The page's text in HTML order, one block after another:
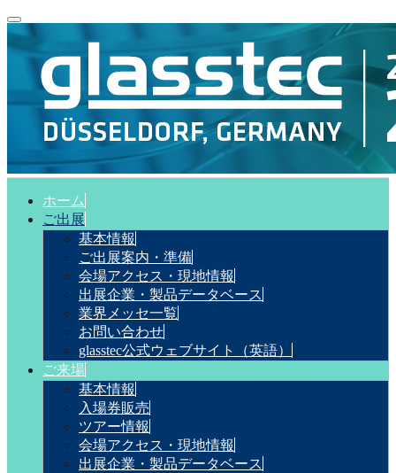
ホーム
ご出展
基本情報
ご出展案内・準備
会場アクセス・現地情報
出展企業・製品データベース
業界メッセ一覧
お問い合わせ
glasstec公式ウェブサイト（英語）
ご来場
基本情報
入場券販売
ツアー情報
会場アクセス・現地情報
出展企業・製品データベース